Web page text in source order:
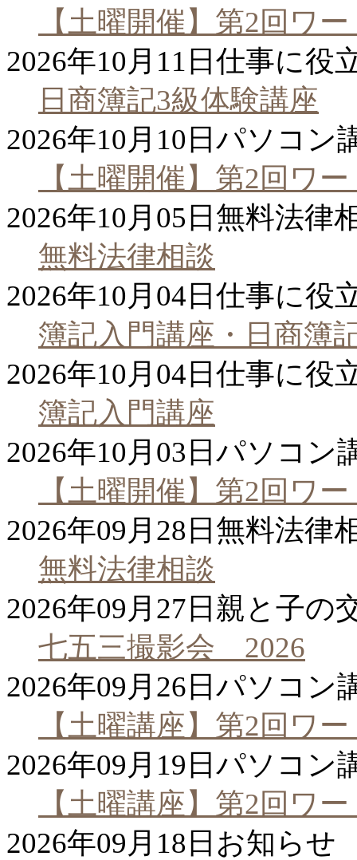
【土曜開催】第2回ワ
2026年10月11日 仕事に役
日商簿記3級体験講座
2026年10月10日 パソコン
【土曜開催】第2回ワ
2026年10月05日 無料法律
無料法律相談
2026年10月04日 仕事に役
簿記入門講座・日商簿
2026年10月04日 仕事に役
簿記入門講座
2026年10月03日 パソコン
【土曜開催】第2回ワ
2026年09月28日 無料法律
無料法律相談
2026年09月27日 親と子の
七五三撮影会 2026
2026年09月26日 パソコン
【土曜講座】第2回ワ
2026年09月19日 パソコン
【土曜講座】第2回ワ
2026年09月18日 お知らせ